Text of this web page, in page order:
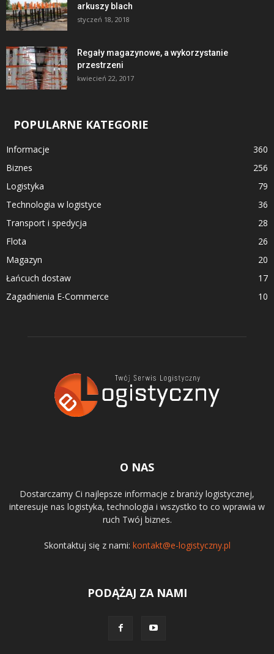
arkuszy blach
styczeń 18, 2018
Regały magazynowe, a wykorzystanie
przestrzeni
kwiecień 22, 2017
POPULARNE KATEGORIE
Informacje
360
Biznes
256
Logistyka
79
Technologia w logistyce
36
Transport i spedycja
28
Flota
26
Magazyn
20
Łańcuch dostaw
17
Zagadnienia E-Commerce
10
O NAS
Dostarczamy Ci najlepsze informacje z branży logistycznej,
interesuje nas logistyka, technologia i wszystko to co wprawia w
ruch Twój biznes.
Skontaktuj się z nami: kontakt@e-logistyczny.pl
PODĄŻAJ ZA NAMI